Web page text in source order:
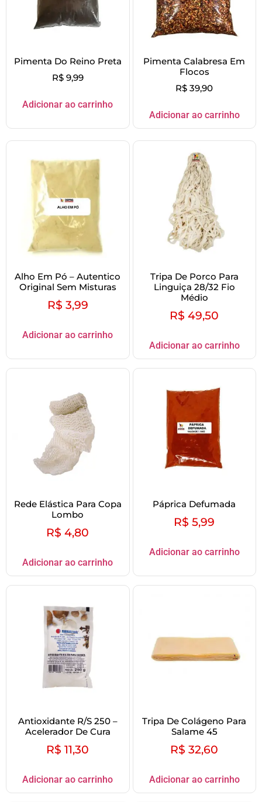
Pimenta Do Reino Preta
R$9,99
Adicionar ao carrinho
Pimenta Calabresa Em
Flocos
R$ 39,90
Adicionar ao carrinho
Alho Em Pó – Autentico
Original Sem Misturas
R$ 3,99
Adicionar ao carrinho
Tripa De Porco Para
Linguiça 28/32 Fio
Médio
R$ 49,50
Adicionar ao carrinho
Rede Elástica Para Copa
Lombo
R$ 4,80
Adicionar ao carrinho
Páprica Defumada
R$ 5,99
Adicionar ao carrinho
Antioxidante R/S 250 –
Acelerador De Cura
R$ 11,30
Adicionar ao carrinho
Tripa De Colágeno Para
Salame 45
R$ 32,60
Adicionar ao carrinho